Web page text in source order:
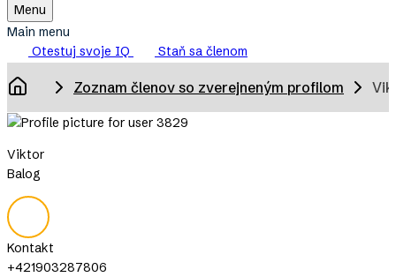
Toggle
Main
Menu
Menu
Main menu
Otestuj svoje IQ
Staň sa členom
BreadcrumbZoznam členov so zverejneným profilom
Viktor
Balog
Kontakt
+421903287806